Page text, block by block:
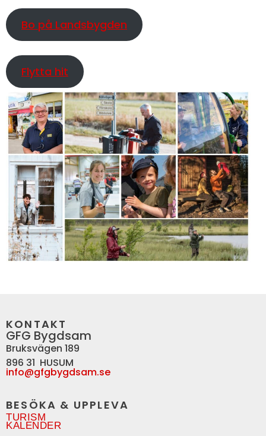
Bo på Landsbygden
Flytta hit
KONTAKT
GFG Bygdsam
Bruksvägen 189
896 31 HUSUM
info@gfgbygdsam.se
BESÖKA & UPPLEVA
TURISM
KALENDER